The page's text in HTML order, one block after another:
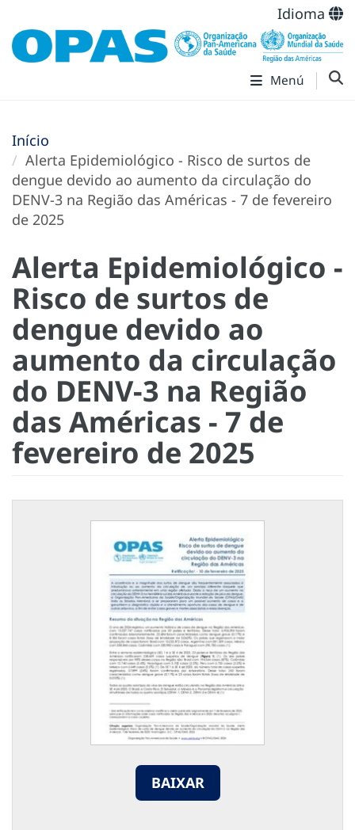
Idioma
Menú
Início
Alerta Epidemiológico - Risco de surtos de
dengue devido ao aumento da circulação do
DENV-3 na Região das Américas - 7 de fevereiro
de 2025
Alerta Epidemiológico -
Risco de surtos de
dengue devido ao
aumento da circulação
do DENV-3 na Região
das Américas - 7 de
fevereiro de 2025
BAIXAR